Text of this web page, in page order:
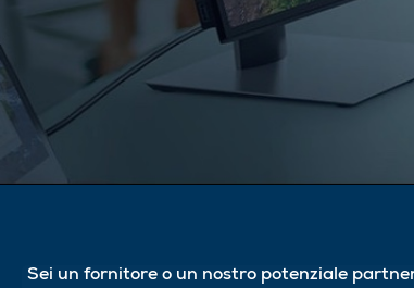
Sei un fornitore o un nostro potenziale